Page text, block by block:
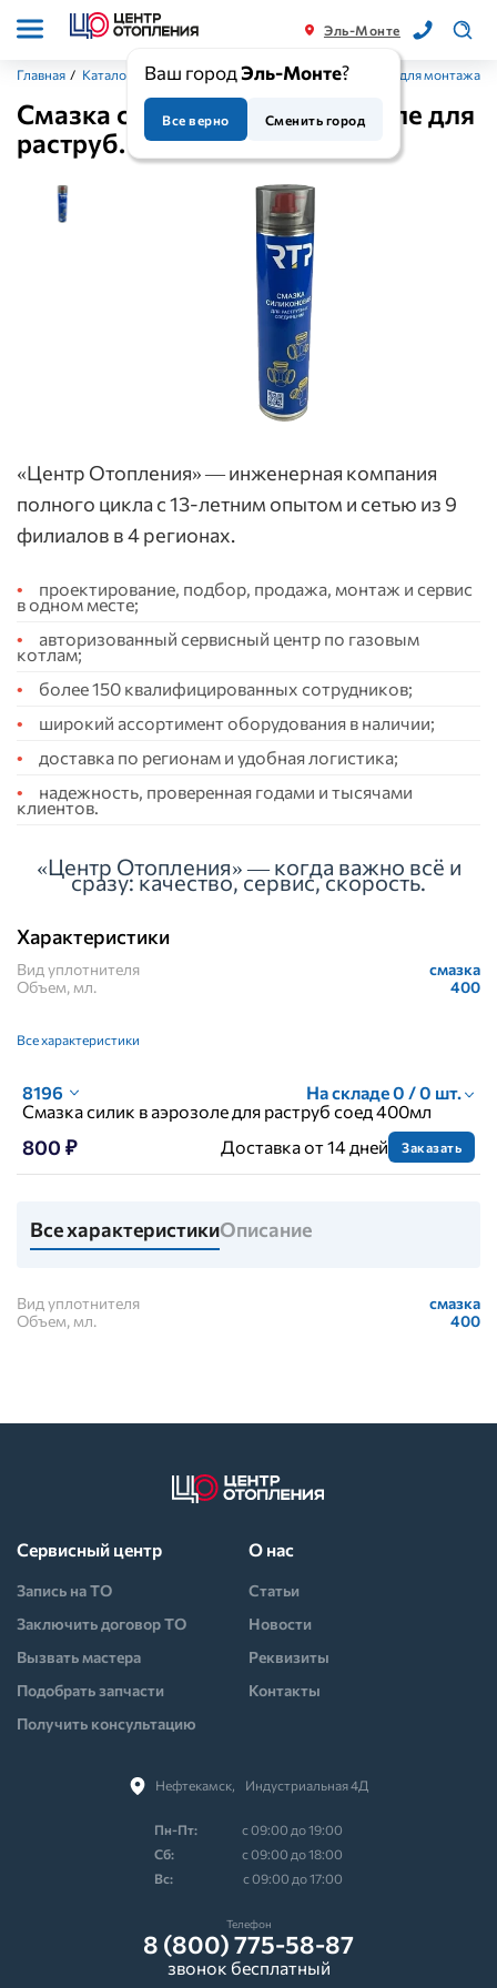
Эль-Монте
Ваш городЭль-Монте?
Все верно Сменить город
Главная / Каталог Вспомогательные материалы / Смазки для монтажа
Смазка силиконовая в аэрозоле для
раструб. соед 400мл
«Центр Отопления» — инженерная компания
полного цикла с 13-летним опытом и сетью из 9
филиалов в 4 регионах.
проектирование, подбор, продажа, монтаж и сервис
в одном месте;
авторизованный сервисный центр по газовым
котлам;
более 150 квалифицированных сотрудников;
широкий ассортимент оборудования в наличии;
доставка по регионам и удобная логистика;
надежность, проверенная годами и тысячами
клиентов.
«Центр Отопления» — когда важно всё и
сразу: качество, сервис, скорость.
Характеристики
Вид уплотнителя
смазка
Объем, мл.
400
Все характеристики
8196
На складе 0 / 0 шт.
Смазка силик в аэрозоле для раструб соед 400мл
800 ₽ Доставка от 14 дней Заказать
Все характеристикиОписание
Вид уплотнителя
смазка
Объем, мл.
400
Нефтекамск,⠀Индустриальная 4Д
Пн-Пт:
с 09:00 до 19:00
Cб:
с 09:00 до 18:00
Вс:
с 09:00 до 17:00
Сервисный центр
Запись на ТО
Заключить договор ТО
Вызвать мастера
Подобрать запчасти
Получить консультацию
О нас
Статьи
Новости
Реквизиты
Контакты
Телефон
8 (800) 775-58-87
звонок бесплатный